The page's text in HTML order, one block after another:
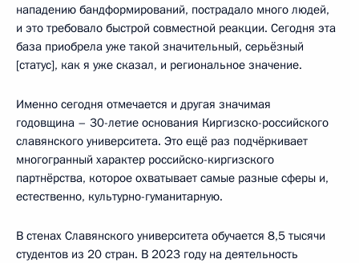
нападению бандформирований, пострадало много людей,
и это требовало быстрой совместной реакции. Сегодня эта
база приобрела уже такой значительный, серьёзный
[статус], как я уже сказал, и региональное значение.
Именно сегодня отмечается и другая значимая
годовщина – 30-летие основания Киргизско-российского
славянского университета. Это ещё раз подчёркивает
многогранный характер российско-киргизского
партнёрства, которое охватывает самые разные сферы и,
естественно, культурно-гуманитарную.
В стенах Славянского университета обучается 8,5 тысячи
студентов из 20 стран. В 2023 году на деятельность